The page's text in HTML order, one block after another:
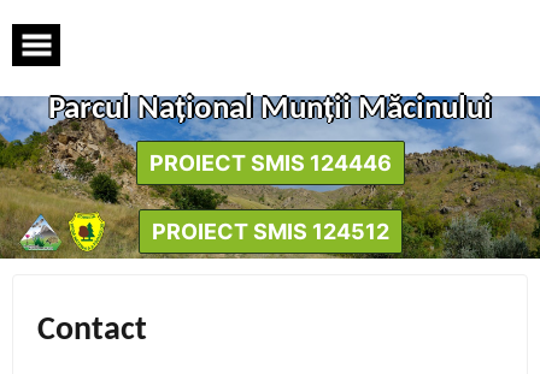
to
content
Parcul Naţional Munţii Măcinului
PROIECT SMIS 124446
PROIECT SMIS 124512
Contact